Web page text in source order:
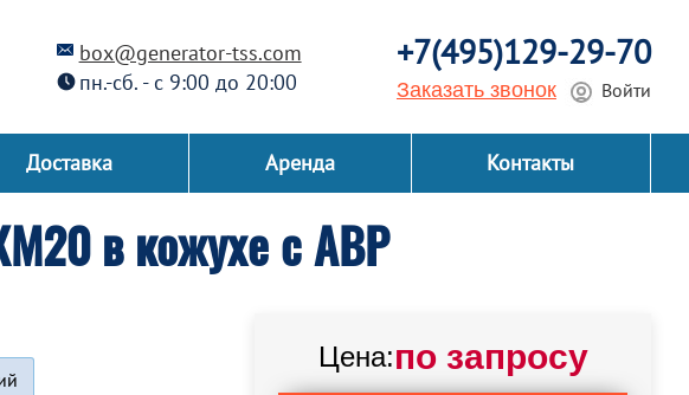
box@generator-tss.com
пн.-сб. - с 9:00 до 20:00
+7(495)129-29-70
Заказать звонок Войти
Доставка Аренда Контакты
в кожухе с АВР
Цена:по запросу